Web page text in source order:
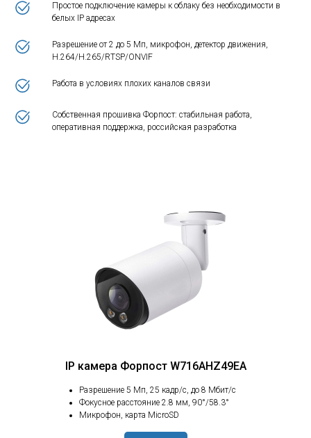
Простое подключение камеры к облаку без необходимости в
белых IP адресах
Разрешение от 2 до 5 Мп, микрофон, детектор движения,
H.264/H.265/RTSP/ONVIF
Работа в условиях плохих каналов связи
Собственная прошивка Форпост: стабильная работа,
оперативная поддержка, российская разработка
IP камера Форпост W716AHZ49EA
Разрешение 5 Мп, 25 кадр/с, до 8 Мбит/с
Фокусное расстояние 2.8 мм, 90°/58.3°
Микрофон, карта MicroSD